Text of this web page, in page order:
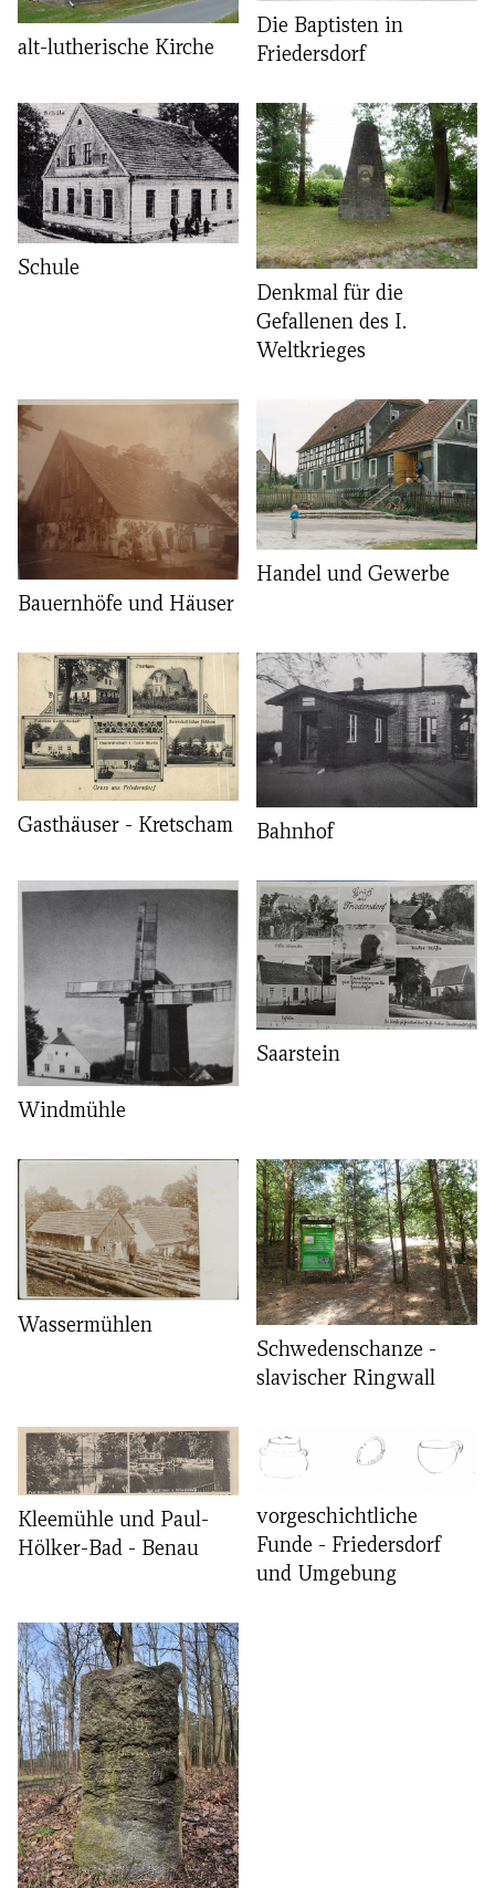
alt-lutherische Kirche
Die Baptisten in
Friedersdorf
Schule
Denkmal für die
Gefallenen des I.
Weltkrieges
Bauernhöfe und Häuser
Handel und Gewerbe
Gasthäuser - Kretscham Bahnhof
Windmühle
Saarstein
Wassermühlen
Schwedenschanze -
slavischer Ringwall
Kleemühle und Paul-
Hölker-Bad - Benau
vorgeschichtliche
Funde - Friedersdorf
und Umgebung